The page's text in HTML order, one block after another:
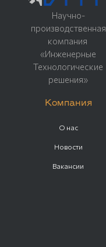
Научно-
производственная
компания
«Инженерные
Технологические
решения»
Компания
О нас
Новости
Вакансии